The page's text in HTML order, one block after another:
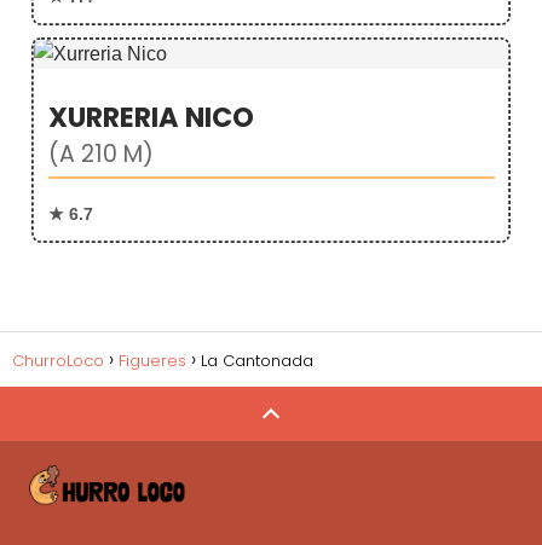
XURRERIA NICO
(A 210 M)
★ 6.7
ChurroLoco Figueres La Cantonada